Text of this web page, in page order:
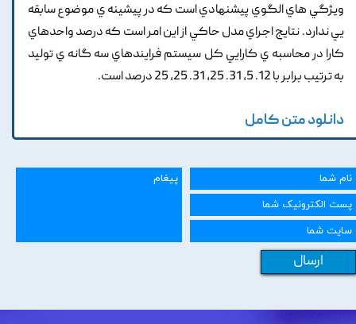
ويژگي هاي الگوي پيشنهادي است که در پيشينه ي موضوع سابقه
يي ندارد. نتايج اجراي مدل حاکي از اين امر است که درصد واحدهاي
کارا در محاسبه ي کارايي کل سيستم فرايندهاي سه گانه ي توليد
به ترتيب برابر با 12. 5, 31. 25, 31. 25, 25 درصد است.
دانلود متن کامل
ارسال